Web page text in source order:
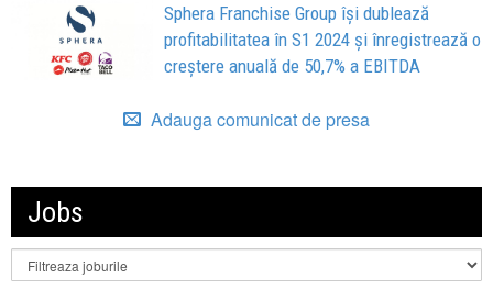
Sphera Franchise Group își dublează
profitabilitatea în S1 2024 și înregistrează o
creștere anuală de 50,7% a EBITDA
Adauga comunicat de presa
Jobs